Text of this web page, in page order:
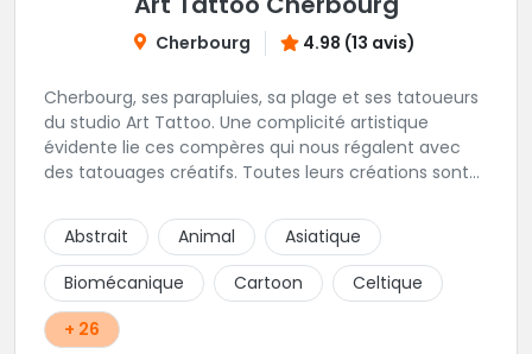
Cherbourg 4.98 (13 avis)
Cherbourg, ses parapluies, sa plage et ses tatoueurs
du studio Art Tattoo. Une complicité artistique
évidente lie ces compères qui nous régalent avec
des tatouages créatifs. Toutes leurs créations sont
d'hygiène les plus strictes. Du new-school, du old
school, fantasy ou encore réaliste, Niko, Anthony,
Cody et les nombreux Guest seront adapter vos
idées en tatouages uniques et créatifs.
Abstrait Animal
Asiatique
Biomécanique
Cartoon
Celtique
+ 26